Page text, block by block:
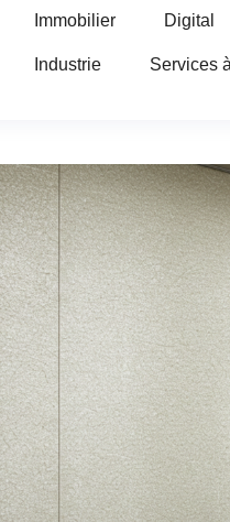
Immobilier Digital
Industrie Services